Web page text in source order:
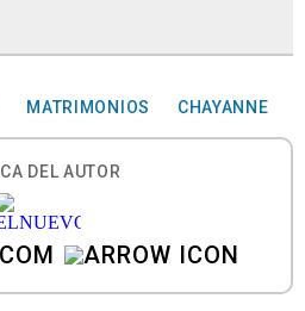
MATRIMONIOS CHAYANNE
DEL AUTOR